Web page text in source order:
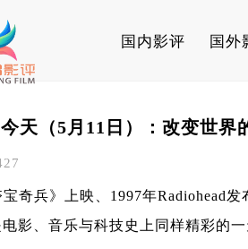
国内影评 国外
天（5月11日）：改变世界
宝奇兵》上映、1997年Radiohead
影、音乐与科技史上同样精彩的一